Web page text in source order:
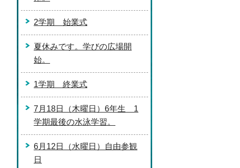
2学期 始業式
夏休みです。学びの広場開
始。
1学期 終業式
7月18日（木曜日）6年生 1
学期最後の水泳学習。
6月12日（水曜日）自由参観
日